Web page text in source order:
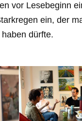
vor Lesebeginn
ein, der
dürfte.